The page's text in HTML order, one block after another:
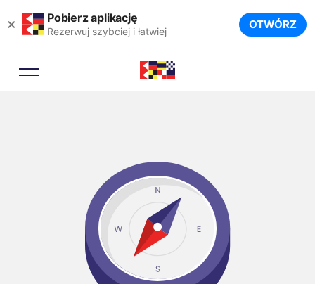
× Pobierz aplikację
Rezerwuj szybciej i łatwiej OTWÓRZ